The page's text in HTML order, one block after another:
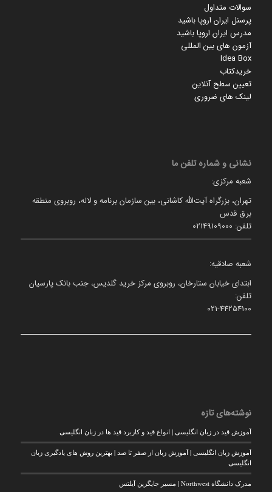
سوالات متداول
پرسنل ایران اروپا باشید
مدرس ایران اروپا باشید
آزمون های بین المللی
Idea Box
خریدکتاب
تعیین سطح آنلاین
لینک های ضروری
نشانی و شماره تلفن ما
شعبه مرکزی:
تهران، بزرگراه آیت‌الله کاشانی، بین سازمان برنامه و لاله، روبروی منطقه
برق قدس
تلفن: 02149109000
شعبه صادقیه:
ابتدای خیابان ستارخان، روبروی مرکز خرید گلدیس، جنب بانک پارسیان
تلفن:
021-44254100
نوشته‌های تازه
آموزش قید در زبان انگلیسی | انواع قید و کاربرد قید ها در زبان انگلیسی
آموزش زبان انگلیسی | آموزش زبان از صفر تا صد | بهترین روش های یادگیری زبان
انگلیسی
مدرک دانشگاه Northwest | مسیر جایگزین آیلتس